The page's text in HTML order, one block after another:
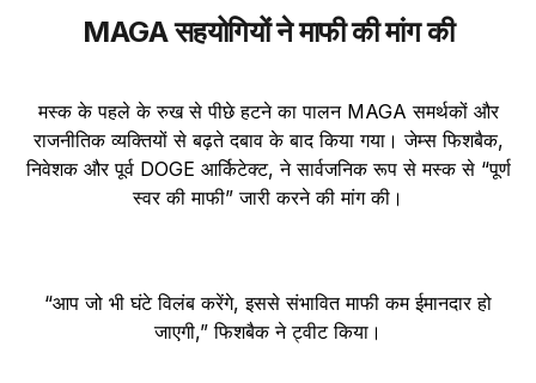
MAGA सहयोगियों ने माफी की मांग की
मस्क के पहले के रुख से पीछे हटने का पालन MAGA समर्थकों और
राजनीतिक व्यक्तियों से बढ़ते दबाव के बाद किया गया। जेम्स फिशबैक,
निवेशक और पूर्व DOGE आर्किटेक्ट, ने सार्वजनिक रूप से मस्क से “पूर्ण
स्वर की माफी” जारी करने की मांग की।
“आप जो भी घंटे विलंब करेंगे, इससे संभावित माफी कम ईमानदार हो
जाएगी,” फिशबैक ने ट्वीट किया।